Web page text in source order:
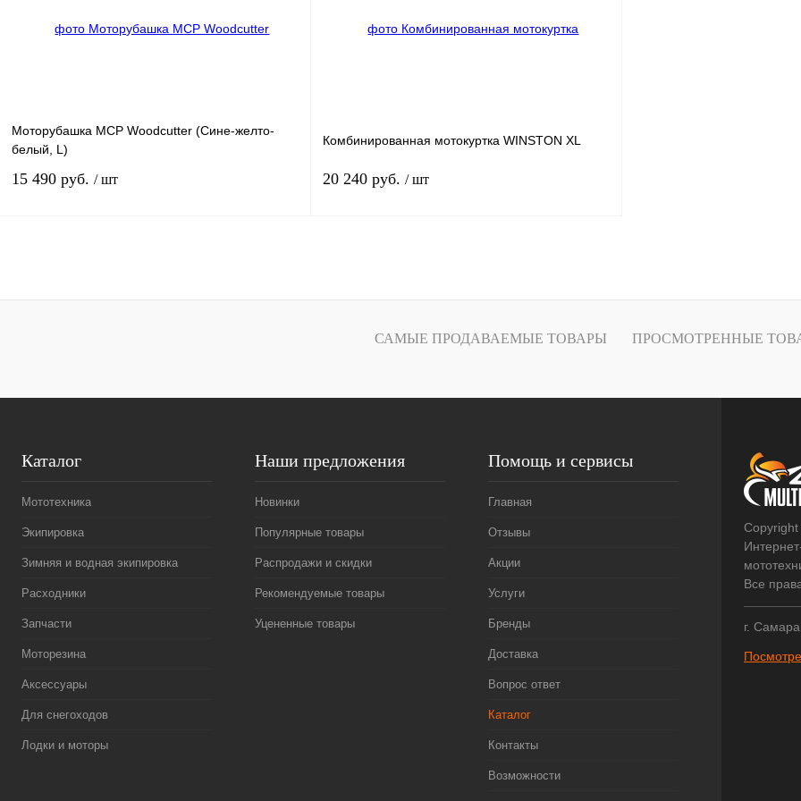
наличии
наличии
Моторубашка MCP Woodcutter (Сине-желто-
белый, L)
15 490 руб. / шт
Купить в 1 клик К сравнению
Комбинированная мотокуртка WINSTON XL
20 240 руб. / шт
Купить в 1 клик К сравнению
САМЫЕ ПРОДАВАЕМЫЕ ТОВАРЫ ПРОСМОТРЕННЫЕ
Каталог
Мототехника
Экипировка
Зимняя и водная экипировка
Расходники
Запчасти
Моторезина
Аксессуары
Для снегоходов
Лодки и моторы
Наши предложения
Новинки
Популярные товары
Распродажи и скидки
Рекомендуемые товары
Уцененные товары
Помощь и сервисы
Главная
Отзывы
Акции
Услуги
Бренды
Доставка
Вопрос ответ
Каталог
Контакты
Возможности
Все
г.